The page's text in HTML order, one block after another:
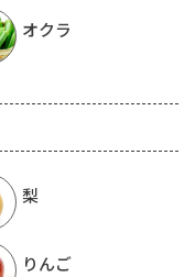
オクラ
梨
りんご